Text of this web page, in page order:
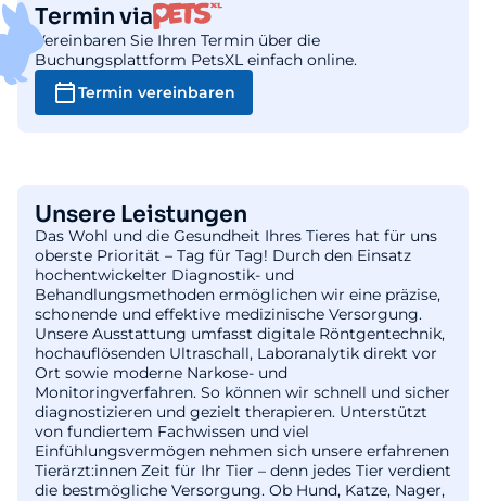
Termin via
Vereinbaren Sie Ihren Termin über die
Buchungsplattform PetsXL einfach online.
Termin vereinbaren
Unsere Leistungen
Das Wohl und die Gesundheit Ihres Tieres hat für uns
oberste Priorität – Tag für Tag! Durch den Einsatz
hochentwickelter Diagnostik- und
Behandlungsmethoden ermöglichen wir eine präzise,
schonende und effektive medizinische Versorgung.
Unsere Ausstattung umfasst digitale Röntgentechnik,
hochauflösenden Ultraschall, Laboranalytik direkt vor
Ort sowie moderne Narkose- und
Monitoringverfahren. So können wir schnell und sicher
diagnostizieren und gezielt therapieren. Unterstützt
von fundiertem Fachwissen und viel
Einfühlungsvermögen nehmen sich unsere erfahrenen
Tierärzt:innen Zeit für Ihr Tier – denn jedes Tier verdient
die bestmögliche Versorgung. Ob Hund, Katze, Nager,